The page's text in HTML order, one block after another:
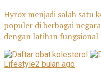
Hyrox menjadi salah satu
populer di berbagai
dengan latihan fungsional
Lifestyle2 bulan ago